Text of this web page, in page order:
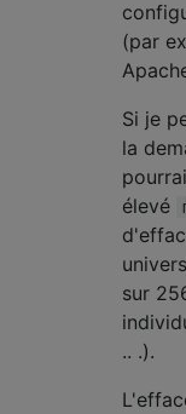
(par
Si je
la
élevé
sur
.. .).